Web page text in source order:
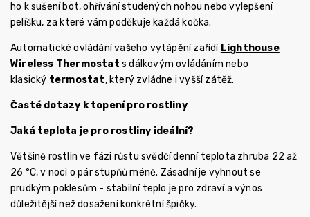
ho k sušení bot, ohřívání studených nohou nebo vylepšení
pelíšku, za které vám poděkuje každá kočka.
Automatické ovládání vašeho vytápění zařídí Lighthouse
Wireless Thermostat s dálkovým ovládáním nebo
klasický termostat, který zvládne i vyšší zátěž.
Časté dotazy k topení pro rostliny
Jaká teplota je pro rostliny ideální?
Většině rostlin ve fázi růstu svědčí denní teplota zhruba 22 až
26 °C, v noci o pár stupňů méně. Zásadní je vyhnout se
prudkým poklesům - stabilní teplo je pro zdraví a výnos
důležitější než dosažení konkrétní špičky.